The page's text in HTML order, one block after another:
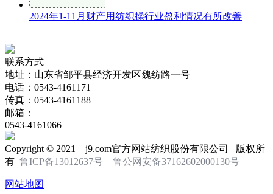
2024年1-11月财产用纺织操行业盈利情况有所改善
联系方式
地址：山东省邹平县经济开发区魏纺路一号
电话：0543-4161171
传真：0543-4161188
邮箱：
0543-4161066
Copyright © 2021 j9.com官方网站纺织股份有限公司 版权所
有 鲁ICP备13012637号 鲁公网安备37162602000130号
网站地图